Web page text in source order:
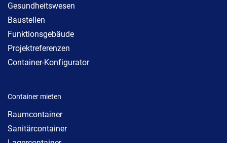
Gesundheitswesen
Baustellen
Funktionsgebäude
Projektreferenzen
Container-Konfigurator
Container mieten
Raumcontainer
Sanitärcontainer